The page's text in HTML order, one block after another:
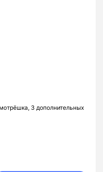
3 дополнительных